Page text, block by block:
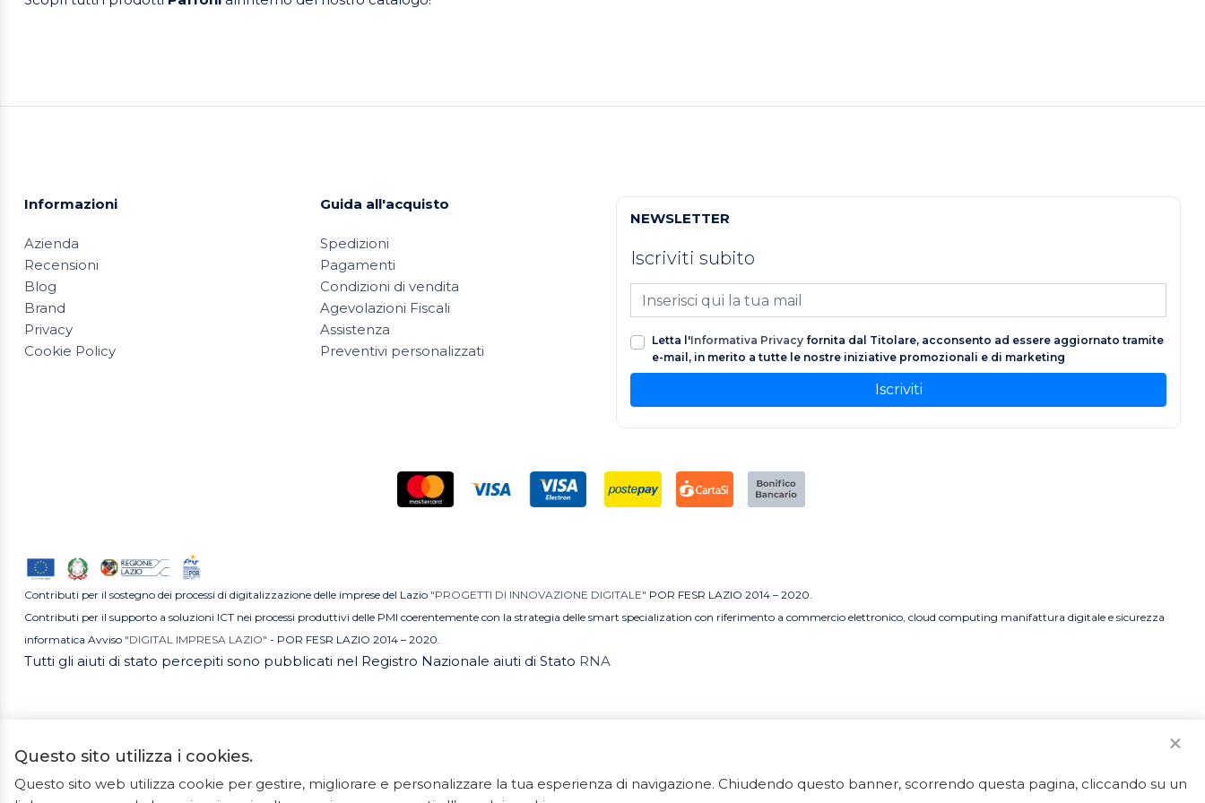
Informazioni
Azienda
Recensioni
Blog
Brand
Privacy
Cookie Policy
Guida all'acquisto
Spedizioni
Pagamenti
Condizioni di vendita
Agevolazioni Fiscali
Assistenza
Preventivi personalizzati
NEWSLETTER
Iscriviti subito
Letta l'Informativa Privacy fornita dal Titolare, acconsento ad essere aggiornato tramite
e-mail, in merito a tutte le nostre iniziative promozionali e di marketing
Iscriviti
Contributi per il sostegno dei processi di digitalizzazione delle imprese del Lazio "PROGETTI DI INNOVAZIONE DIGITALE" POR FESR LAZIO 2014 – 2020.
Contributi per il supporto a soluzioni ICT nei processi produttivi delle PMI coerentemente con la strategia delle smart specialization con riferimento a commercio elettronico, cloud computing manifattura digitale e sicurezza
informatica Avviso "DIGITAL IMPRESA LAZIO" - POR FESR LAZIO 2014 – 2020.
Tutti gli aiuti di stato percepiti sono pubblicati nel Registro Nazionale aiuti di Stato RNA
Questo sito utilizza i cookies.
Questo sito web utilizza cookie per gestire, migliorare e personalizzare la tua esperienza di navigazione. Chiudendo questo banner, scorrendo questa pagina, cliccando su un